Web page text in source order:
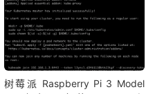
树莓派 Raspberry Pi 3 Model